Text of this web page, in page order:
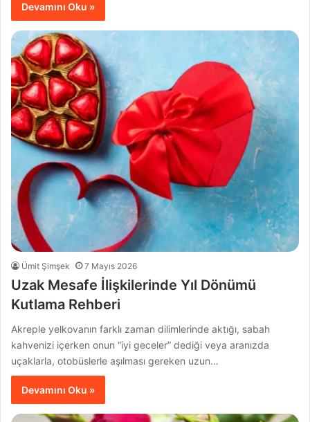
Devamını Oku »
Ümit Şimşek 7 Mayıs 2026
Uzak Mesafe İlişkilerinde Yıl Dönümü
Kutlama Rehberi
Akreple yelkovanın farklı zaman dilimlerinde aktığı, sabah
kahvenizi içerken onun “iyi geceler” dediği veya aranızda
uçaklarla, otobüslerle aşılması gereken uzun…
Devamını Oku »